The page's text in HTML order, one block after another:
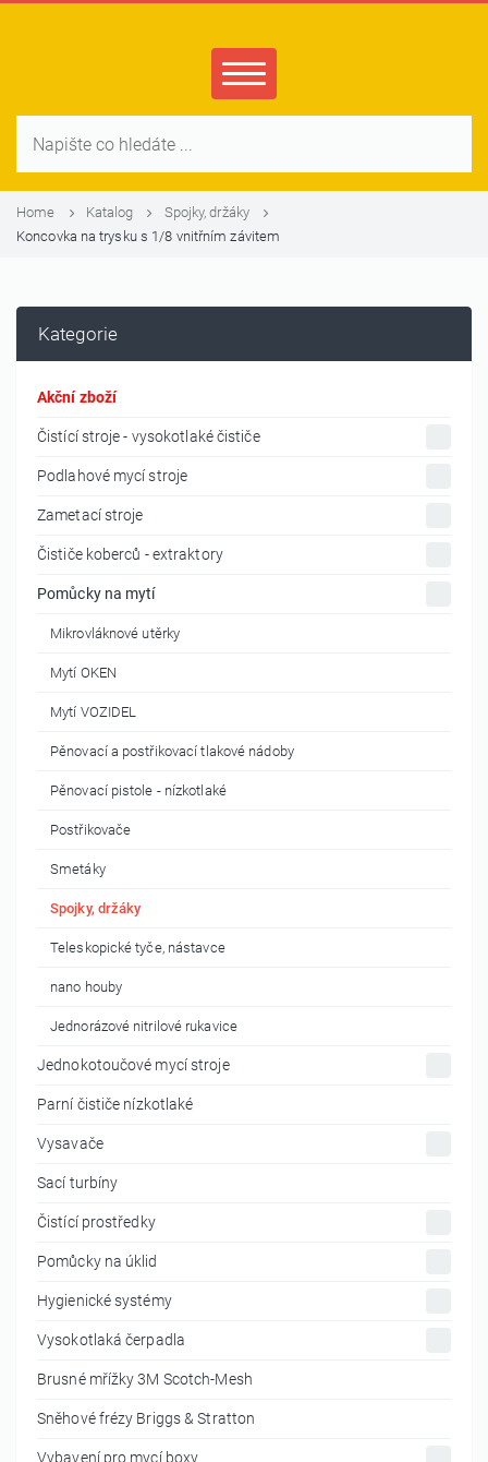
Home Katalog
Spojky, držáky
Koncovka na trysku s 1/8 vnitřním závitem
Kategorie
Akční zboží
Čistící stroje - vysokotlaké čističe
Podlahové mycí stroje
Zametací stroje
Čističe koberců - extraktory
Pomůcky na mytí
Mikrovláknové utěrky
Mytí OKEN
Mytí VOZIDEL
Pěnovací a postřikovací tlakové nádoby
Pěnovací pistole - nízkotlaké
Postřikovače
Smetáky
Spojky, držáky
Teleskopické tyče, nástavce
nano houby
Jednorázové nitrilové rukavice
Jednokotoučové mycí stroje
Parní čističe nízkotlaké
Vysavače
Sací turbíny
Čistící prostředky
Pomůcky na úklid
Hygienické systémy
Vysokotlaká čerpadla
Brusné mřížky 3M Scotch-Mesh
Sněhové frézy Briggs & Stratton
Vybavení pro mycí boxy